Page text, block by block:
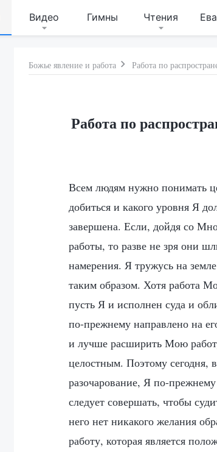
Видео Гимны Чтения
Божье явление и работа Работа по
Работа по
Всем людям нужно понимать
добиться и какого уровня Я
завершена. Если, дойдя со
работы, то разве не зря они
намерения. Я тружусь на
таким образом. Хотя работа
пусть Я и исполнен суда и
по-прежнему направлено на
и лучше расширить Мою
целостным. Поэтому сегодня,
разочарование, Я по-
следует совершать, чтобы
него нет никакого желания
работу, которая является